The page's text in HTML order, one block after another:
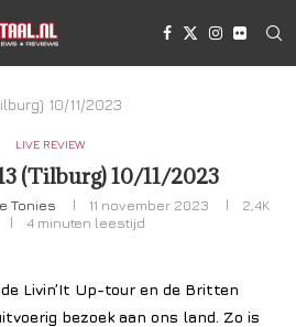
10/11/2023
LIVE REVIEW
(Tilburg) 10/11/2023
Tonies 11 november 2023
2,4K
4 minuten leestijd
Livin’It Up-tour en de Britten
bezoek aan ons land. Zo is